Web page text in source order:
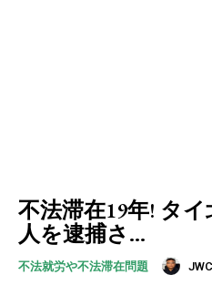
不法滞在19年! タ
人を逮捕さ...
不法就労や不法滞在問題